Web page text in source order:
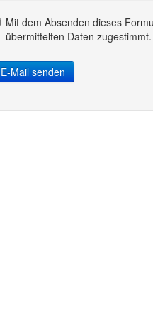
Mit dem Absenden dieses
übermittelten Daten zugestimmt.
E-Mail senden